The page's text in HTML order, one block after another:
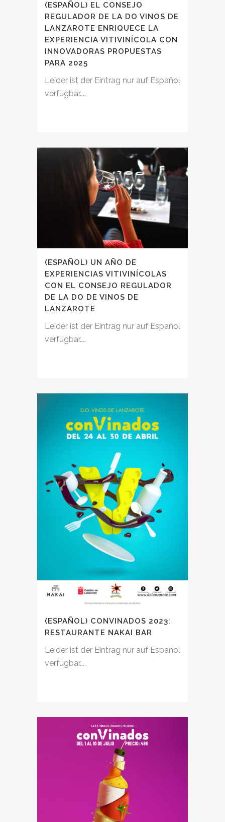
(ESPAÑOL) EL CONSEJO
REGULADOR DE LA DO VINOS DE
LANZAROTE ENRIQUECE LA
EXPERIENCIA VITIVINÍCOLA CON
INNOVADORAS PROPUESTAS
PARA 2025
Leider ist der Eintrag nur auf Español
verfügbar....
(ESPAÑOL) UN AÑO DE
EXPERIENCIAS VITIVINÍCOLAS
CON EL CONSEJO REGULADOR
DE LA DO DE VINOS DE
LANZAROTE
Leider ist der Eintrag nur auf Español
verfügbar....
(ESPAÑOL) CONVINADOS 2023:
RESTAURANTE NAKAI BAR
Leider ist der Eintrag nur auf Español
verfügbar....